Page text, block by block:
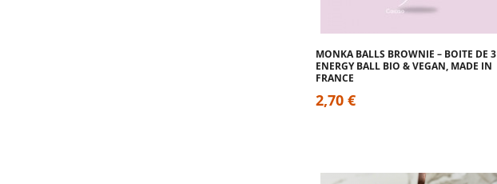
MONKA BALLS BROWNIE – BOITE DE 3
ENERGY BALL BIO & VEGAN, MADE IN
FRANCE
2,70 €